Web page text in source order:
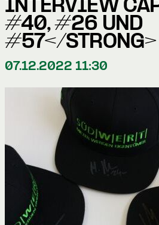
INTERVIEW
#40, #26 UND
#57</STRONG>
07.12.2022 11:30